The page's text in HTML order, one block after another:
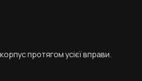
протягом усієї вправи.